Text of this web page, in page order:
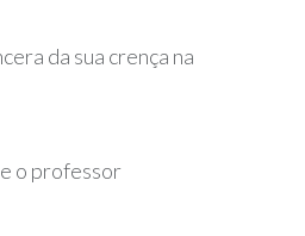
da sua crença na
o professor